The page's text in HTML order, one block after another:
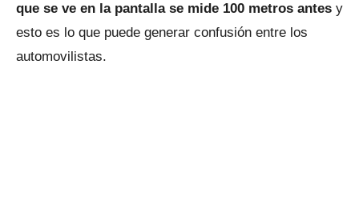
que se ve en la pantalla se mide 100 metros antes y
esto es lo que puede generar confusión entre los
automovilistas.